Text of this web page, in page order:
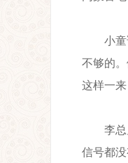
小童说
不够的
这样一
李总见
信号都